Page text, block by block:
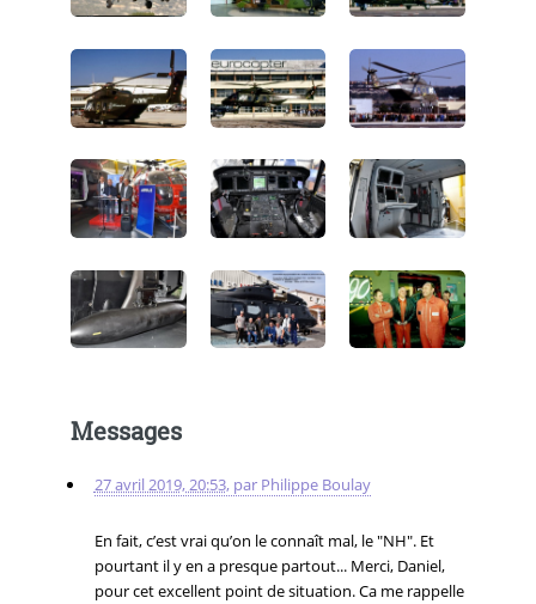
Messages
27 avril 2019, 20:53, par Philippe Boulay
En fait, c’est vrai qu’on le connaît mal, le "NH". Et
pourtant il y en a presque partout... Merci, Daniel,
pour cet excellent point de situation. Ca me rappelle